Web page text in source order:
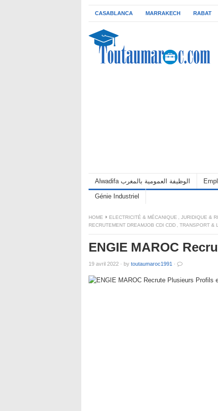
CASABLANCA MARRAKECH RABAT
Alwadifa الوظيفة العمومية بالمغرب
Génie Industriel
HOME ELECTRICITÉ & MÉCANIQUE JURIDIQUE &
RECRUTEMENT DREAMJOB CDI CDD
TRANSPORT &
ENGIE MAROC
19 avril 2022 · by toutaumaroc1991 ·